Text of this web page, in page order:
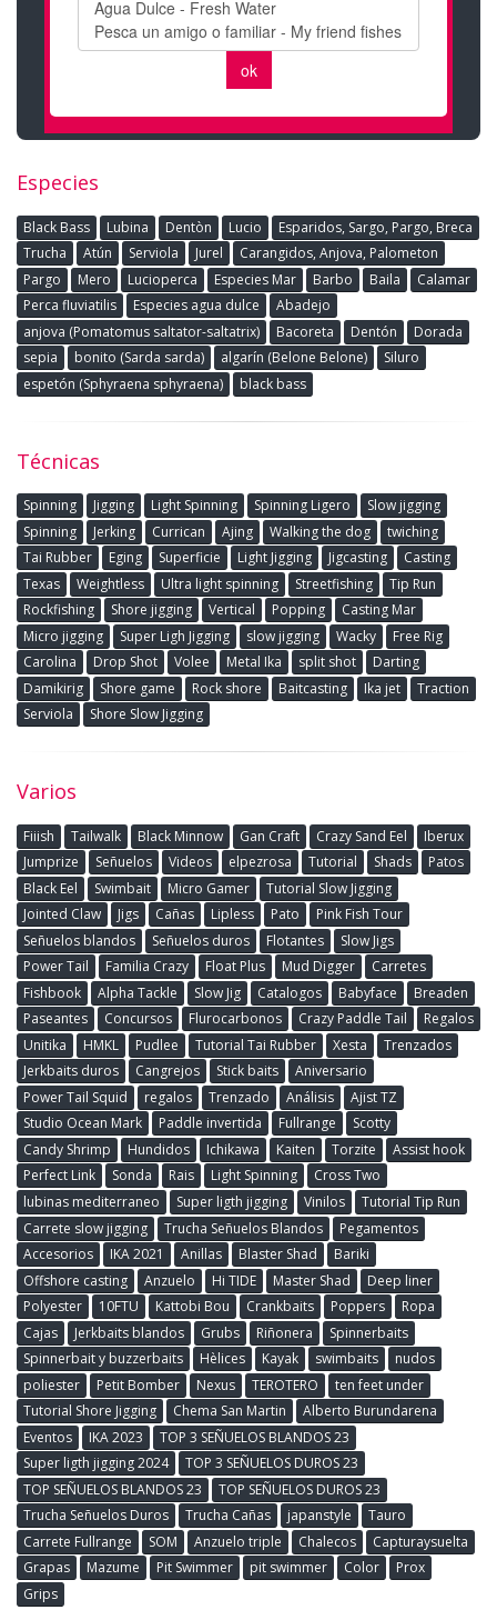
Especies
Black Bass Lubina Dentòn Lucio
Esparidos, Sargo, Pargo, Breca
Trucha
Atún Serviola Jurel
Carangidos, Anjova, Palometon
Pargo
Mero Lucioperca Especies Mar Barbo Baila
Calamar
Perca fluviatilis
Especies agua dulce
Abadejo
anjova (Pomatomus saltator-saltatrix)
Bacoreta Dentón
Dorada
sepia
bonito (Sarda sarda) algarín (Belone Belone)
Siluro
espetón (Sphyraena sphyraena)
black bass
Técnicas
Spinning Jigging Light Spinning Spinning Ligero
Slow jigging
Spinning
Jerking Currican Ajing Walking the dog
twiching
Tai Rubber
Eging Superficie Light Jigging Jigcasting
Casting
Texas
Weightless Ultra light spinning Streetfishing
Tip Run
Rockfishing
Shore jigging Vertical Popping
Casting Mar
Micro jigging
Super Ligh Jigging slow jigging Wacky
Free Rig
Carolina
Drop Shot Volee Metal Ika split shot
Darting
Damikirig
Shore game Rock shore Baitcasting Ika jet
Traction
Serviola
Shore Slow Jigging
Varios
Fiiish Tailwalk Black Minnow Gan Craft Crazy Sand Eel
Iberux
Jumprize
Señuelos Videos elpezrosa Tutorial Shads
Patos
Black Eel
Swimbait Micro Gamer
Tutorial Slow Jigging
Jointed Claw
Jigs Cañas Lipless Pato
Pink Fish Tour
Señuelos blandos
Señuelos duros Flotantes
Slow Jigs
Power Tail
Familia Crazy Float Plus Mud Digger
Carretes
Fishbook
Alpha Tackle Slow Jig Catalogos Babyface
Breaden
Paseantes
Concursos Flurocarbonos Crazy Paddle Tail
Regalos
Unitika
HMKL Pudlee Tutorial Tai Rubber Xesta
Trenzados
Jerkbaits duros
Cangrejos Stick baits
Aniversario
Power Tail Squid
regalos Trenzado Análisis
Ajist TZ
Studio Ocean Mark
Paddle invertida Fullrange
Scotty
Candy Shrimp
Hundidos Ichikawa Kaiten Torzite
Assist hook
Perfect Link
Sonda Rais Light Spinning
Cross Two
lubinas mediterraneo
Super ligth jigging Vinilos
Tutorial Tip Run
Carrete slow jigging
Trucha Señuelos Blandos
Pegamentos
Accesorios
IKA 2021 Anillas Blaster Shad
Bariki
Offshore casting
Anzuelo Hi TIDE Master Shad
Deep liner
Polyester
10FTU Kattobi Bou Crankbaits Poppers
Ropa
Cajas
Jerkbaits blandos Grubs Riñonera
Spinnerbaits
Spinnerbait y buzzerbaits
Hèlices Kayak swimbaits
nudos
poliester
Petit Bomber Nexus TEROTERO
ten feet under
Tutorial Shore Jigging
Chema San Martin
Alberto Burundarena
Eventos
IKA 2023
TOP 3 SEÑUELOS BLANDOS 23
Super ligth jigging 2024
TOP 3 SEÑUELOS DUROS 23
TOP SEÑUELOS BLANDOS 23
TOP SEÑUELOS DUROS 23
Trucha Señuelos Duros
Trucha Cañas japanstyle
Tauro
Carrete Fullrange
SOM Anzuelo triple Chalecos
Capturaysuelta
Grapas
Mazume Pit Swimmer pit swimmer Color
Prox
Grips